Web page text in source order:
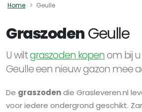
Home Geulle
GraszodenGeulle
U wiltgraszoden kopenom bij
Geulle een nieuw gazon mee
De graszodendie Grasleveren.nl
voor iedere ondergrond geschikt.